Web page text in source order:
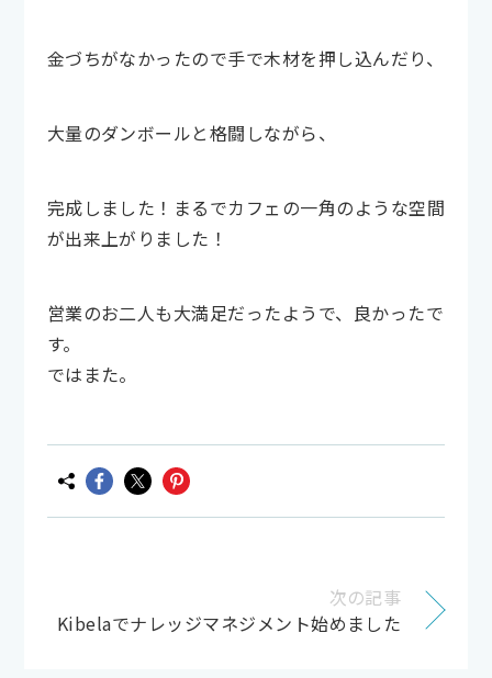
金づちがなかったので手で木材を押し込んだり、
大量のダンボールと格闘しながら、
完成しました！まるでカフェの一角のような空間
が出来上がりました！
営業のお二人も大満足だったようで、良かったで
す。
ではまた。
次の記事
Kibelaでナレッジマネジメント始めました